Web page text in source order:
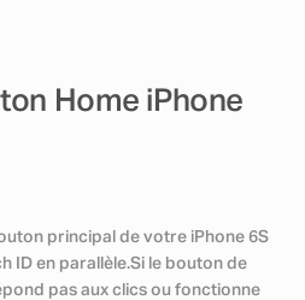
Home iPhone
principal de votre iPhone 6S
ID en parallèle.Si le bouton de
pas aux clics ou fonctionne